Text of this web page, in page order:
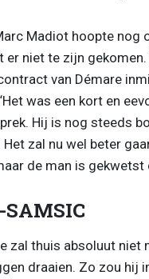
Madiot hoopte nog
er niet te zijn
van Démare
was een kort en
Hij is nog steeds
zal nu wel beter
de man is
zal thuis absoluut niet
draaien. Zo zou hij